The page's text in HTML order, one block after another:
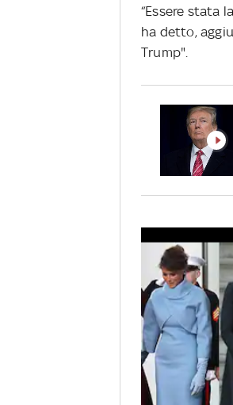
“Essere stata
ha detto,
Trump".